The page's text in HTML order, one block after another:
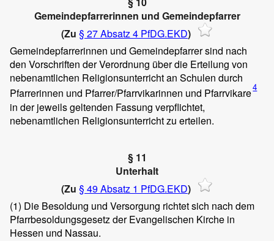
Gemeindepfarrerinnen und Gemeindepfarrer
(Zu § 27 Absatz 4 PfDG.EKD)
Gemeindepfarrerinnen und Gemeindepfarrer sind nach
den Vorschriften der Verordnung über die Erteilung von
nebenamtlichen Religionsunterricht an Schulen durch
Pfarrerinnen und Pfarrer/Pfarrvikarinnen und Pfarrvikare4
in der jeweils geltenden Fassung verpflichtet,
nebenamtlichen Religionsunterricht zu erteilen.
§ 11
Unterhalt
(Zu § 49 Absatz 1 PfDG.EKD)
(1) Die Besoldung und Versorgung richtet sich nach dem
Pfarrbesoldungsgesetz der Evangelischen Kirche in
Hessen und Nassau.